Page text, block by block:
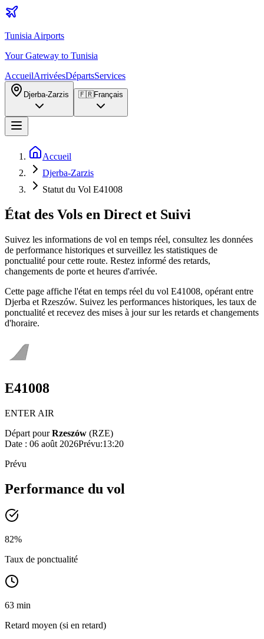
Tunisia Airports
Your Gateway to Tunisia
AccueilArrivéesDépartsServices
Djerba-Zarzis 🇫🇷Français
Accueil
Djerba-Zarzis
Statut du Vol E41008
État des Vols en Direct et Suivi
Suivez les informations de vol en temps réel, consultez les données
de performance historiques et surveillez les statistiques de
ponctualité pour cette route. Restez informé des retards,
changements de porte et heures d'arrivée.
Cette page affiche l'état en temps réel du vol E41008, opérant entre
Djerba et Rzeszów. Suivez les performances historiques, les taux de
ponctualité et recevez des mises à jour sur les retards et changements
d'horaire.
E41008
ENTER AIR
Départ pour Rzeszów (RZE)
Date : 06 août 2026Prévu:13:20
Prévu
Performance du vol
82%
Taux de ponctualité
63 min
Retard moyen (si en retard)